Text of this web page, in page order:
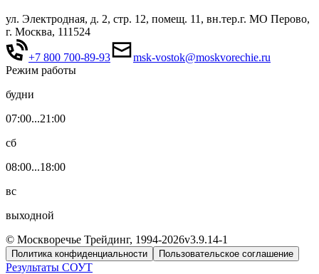
ул. Электродная, д. 2, стр. 12, помещ. 11, вн.тер.г. МО Перово,
г. Москва, 111524
+7 800 700-89-93
msk-vostok@moskvorechie.ru
Режим работы
будни
07:00...21:00
сб
08:00...18:00
вс
выходной
© Москворечье Трейдинг, 1994-2026v3.9.14-1
Политика конфиденциальности Пользовательское соглашение
Результаты СОУТ